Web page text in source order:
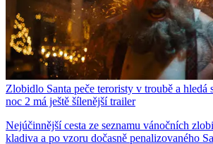
Zlobidlo Santa peče teroristy v troubě a hledá
noc 2 má ještě šílenější trailer
Nejúčinnější cesta ze seznamu vánočních
kladiva a po vzoru dočasně penalizovaného